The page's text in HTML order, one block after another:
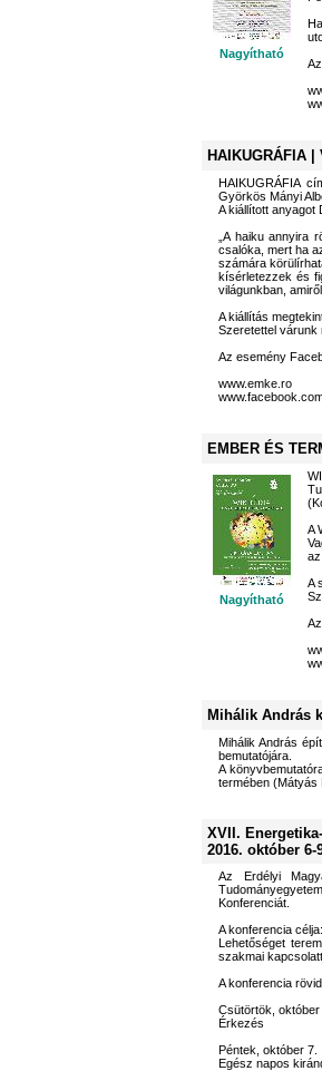
Nagyítható
HAIKUGRÁFIA
HAIKUGRÁFIA
Györkös Mányi
A kiállított anyagot
„A haiku annyira
csalóka, mert ha
számára
kísérletezzek és
világunkban,
A kiállítás
Szeretettel várunk
Az esemény
www.emke.ro
EMBER ÉS
Nagyítható
A
A
Mihálik András
Mihálik András
bemutatójára.
A
termében (Mátyás
XVII.
2016. október
Az Erdélyi
Konferenciát.
A konferencia célja:
Lehetőséget
szakmai
A konferencia
Csütörtök, október
Érkezés
Péntek, október 7.
Egész napos